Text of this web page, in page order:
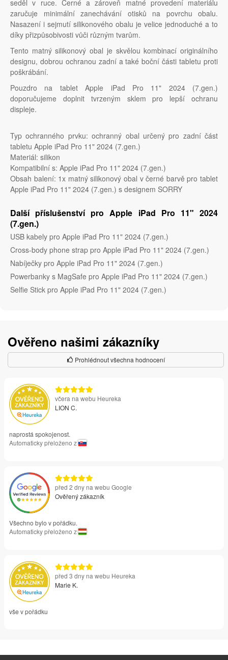
seděl v ruce. Černé a zároveň matné provedení materiálu
zaručuje minimální zanechávání otisků na povrchu obalu.
Nasazení i sejmutí silikonového obalu je velice jednoduché a to
díky přizpůsobivosti vůči různým tvarům.
Tento matný silikonový obal je skvělou kombinací originálního
designu, dobrou ochranou zadní a také boční části tabletu proti
poškrábání.
Pouzdro na tablet Apple iPad Pro 11" 2024 (7.gen.)
doporučujeme doplnit tvrzeným sklem pro lepší ochranu
displeje.
Typ ochranného prvku: ochranný obal určený pro zadní část
tabletu Apple iPad Pro 11" 2024 (7.gen.)
Materiál: silikon
Kompatibilní s: Apple iPad Pro 11" 2024 (7.gen.)
Obsah balení: 1x matný silikonový obal v černé barvě pro tablet
Apple iPad Pro 11" 2024 (7.gen.) s designem SORRY
Další příslušenství pro Apple iPad Pro 11" 2024
(7.gen.)
USB kabely pro Apple iPad Pro 11" 2024 (7.gen.)
Cross-body phone strap pro Apple iPad Pro 11" 2024 (7.gen.)
Nabíječky pro Apple iPad Pro 11" 2024 (7.gen.)
Powerbanky s MagSafe pro Apple iPad Pro 11" 2024 (7.gen.)
Selfie Stick pro Apple iPad Pro 11" 2024 (7.gen.)
Ověřeno našimi zákazníky
Prohlédnout všechna hodnocení
včera na webu Heureka
LION C.
naprostá spokojenost.
Automaticky přeloženo z
před 2 dny na webu Google
Ověřený zákazník
Všechno bylo v pořádku.
Automaticky přeloženo z
před 3 dny na webu Heureka
Marie K.
vše v pořádku